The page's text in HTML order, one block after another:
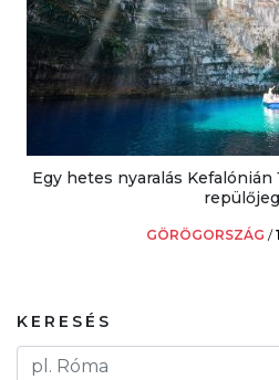
Egy hetes nyaralás Kefalónián
GÖRÖGORSZÁG /
KERESÉS